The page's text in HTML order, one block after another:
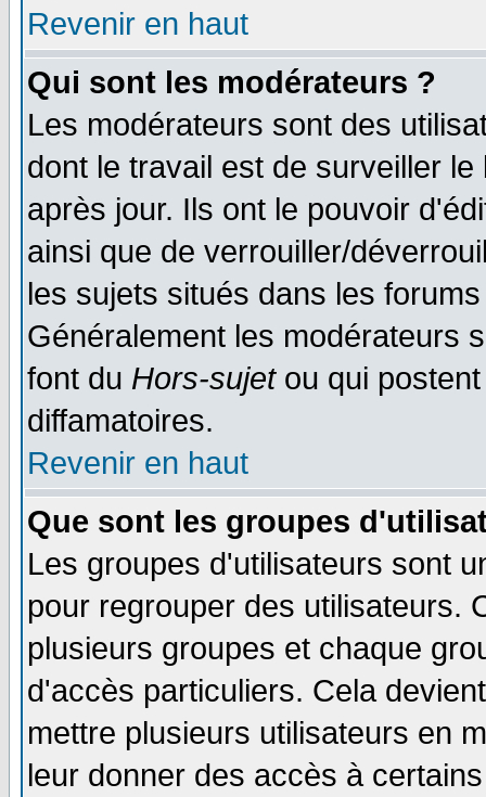
Revenir en haut
Qui sont les modérateurs ?
Les modérateurs sont des
dont le travail est de surveiller
après jour. Ils ont le pouvoir
ainsi que de verrouiller/
les sujets situés dans les
Généralement les modérateurs
font du Hors-sujetou qui
diffamatoires.
Revenir en haut
Que sont les groupes
Les groupes d'utilisateurs sont
pour regrouper des utilisateurs.
plusieurs groupes et chaque
d'accès particuliers. Cela
mettre plusieurs utilisateurs en
leur donner des accès à